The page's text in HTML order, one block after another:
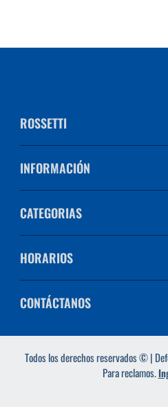
ROSSETTI
INFORMACIÓN
CATEGORIAS
HORARIOS
CONTÁCTANOS
Todos los derechos reservados © |
Para reclamos.